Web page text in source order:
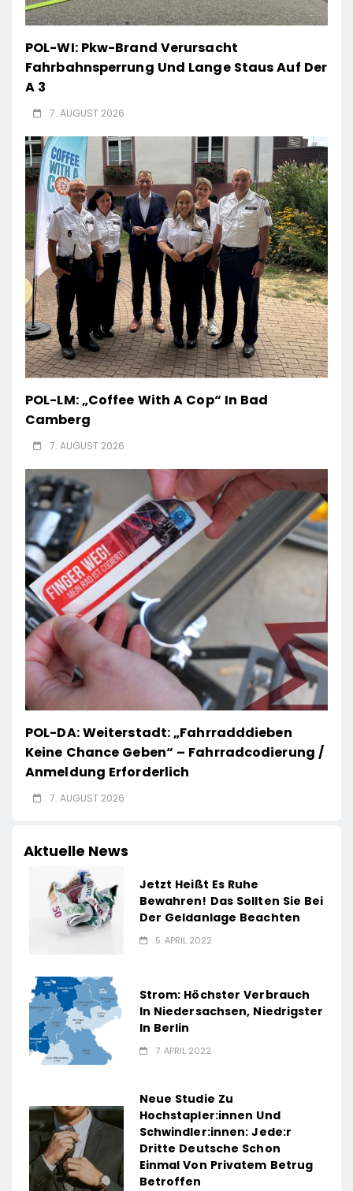
POL-WI: Pkw-Brand Verursacht
Fahrbahnsperrung Und Lange Staus Auf Der
A 3
7. AUGUST 2026
POL-LM: „Coffee With A Cop“ In Bad
Camberg
7. AUGUST 2026
POL-DA: Weiterstadt: „Fahrradddieben
Keine Chance Geben“ – Fahrradcodierung /
Anmeldung Erforderlich
7. AUGUST 2026
Aktuelle News
Jetzt Heißt Es Ruhe
Bewahren! Das Sollten Sie Bei
Der Geldanlage Beachten
5. APRIL 2022
Strom: Höchster Verbrauch
In Niedersachsen, Niedrigster
In Berlin
7. APRIL 2022
Neue Studie Zu
Hochstapler:innen Und
Schwindler:innen: Jede:r
Dritte Deutsche Schon
Einmal Von Privatem Betrug
Betroffen